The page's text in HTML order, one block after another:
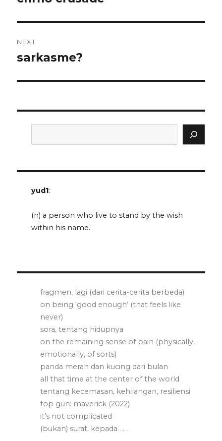
NEXT
Next
sarkasme?
yud1:
(n) a person who live to stand by the wish
within his name.
fragmen, lagi (dari cerita-cerita berbeda)
on being ‘good enough’ (that feels like
never)
sora, tentang hidupnya
on the remaining sense of pain (physically,
emotionally, of sorts)
panda merah dan kucing dari bulan
all that time at the center of the world
tentang kecemasan, kehilangan, resiliensi
top gun: maverick (2022)
it’s not complicated
(bukan) surat, kepada . . .